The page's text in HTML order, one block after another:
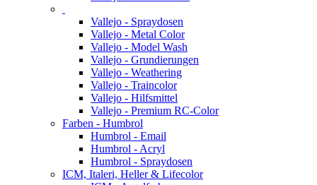
Vallejo - Spraydosen
Vallejo - Metal Color
Vallejo - Model Wash
Vallejo - Grundierungen
Vallejo - Weathering
Vallejo - Traincolor
Vallejo - Hilfsmittel
Vallejo - Premium RC-Color
Farben - Humbrol
Humbrol - Email
Humbrol - Acryl
Humbrol - Spraydosen
ICM, Italeri, Heller & Lifecolor